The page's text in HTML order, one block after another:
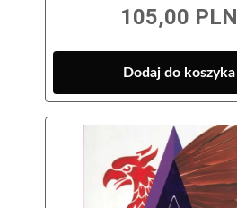
105,00 PLN
Dodaj do koszyka